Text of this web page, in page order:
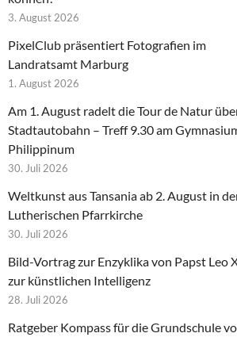
3. August 2026
PixelClub präsentiert Fotografien im
Landratsamt Marburg
1. August 2026
Am 1. August radelt die Tour de Natur
Stadtautobahn – Treff 9.30 am
Philippinum
30. Juli 2026
Weltkunst aus Tansania ab 2. August in
Lutherischen Pfarrkirche
30. Juli 2026
Bild-Vortrag zur Enzyklika von Papst Leo
zur künstlichen Intelligenz
28. Juli 2026
Ratgeber Kompass für die Grundschule